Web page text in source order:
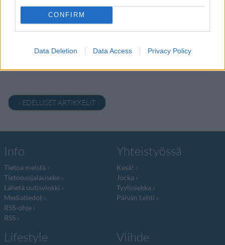
CONFIRM
Data Deletion Data Access Privacy Policy
Yli 400.000 suomalaista käyttää tällä hetkellä
erilaisia masennuslääkkeitä. Päihteinä
käytetyissä
‹ EDELLISET ARTIKKELIT
Info
Tietoa meistä
Tietosuojalauseke
Lähetä uutisvinkki
Mediatiedot
RSS-ohje
RSS
Yhteistyössä
Kesä!
Jocka
Tyyliniekka
Päivän Lehti
Lifestyle Viihde